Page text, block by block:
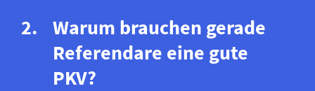
Warum brauchen gerade
Referendare eine gute
PKV?